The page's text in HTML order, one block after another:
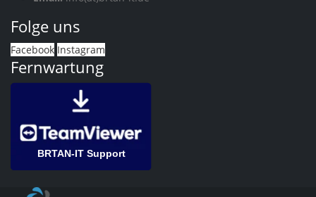
Folge uns
Facebook Instagram
Fernwartung
BRTAN-IT Support